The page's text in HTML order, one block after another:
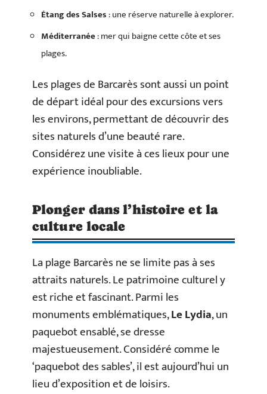
Étang des Salses: une réserve naturelle à explorer.
Méditerranée: mer qui baigne cette côte et ses
plages.
Les plages de Barcarès sont aussi un point
de départ idéal pour des excursions vers
les environs, permettant de découvrir des
sites naturels d’une beauté rare.
Considérez une visite à ces lieux pour une
expérience inoubliable.
Plonger dans l’histoire et la
culture locale
La plage Barcarès ne se limite pas à ses
attraits naturels. Le patrimoine culturel y
est riche et fascinant. Parmi les
monuments emblématiques,Le Lydia, un
paquebot ensablé, se dresse
majestueusement. Considéré comme le
‘paquebot des sables’, il est aujourd’hui un
lieu d’exposition et de loisirs.